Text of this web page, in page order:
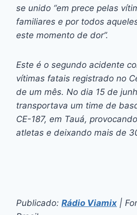
se unido “em prece pelas
familiares e por todos
este momento de dor”.
Este é o segundo acidente
vítimas fatais registrado no
de um mês. No dia 15 de
transportava um time de
CE-187, em Tauá,
atletas e deixando mais de
Publicado: Rádio Viamix |